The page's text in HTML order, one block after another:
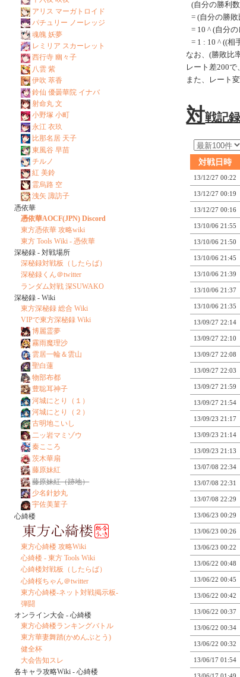
(自分の勝利
= (自分の勝
= 10 ^ (自分
= 1 : 10 ^ ((相
なお、(勝敗比
レート差200で
また、レート
対戦記
対戦日時
13/12/27 00:22
13/12/27 00:19
13/12/27 00:16
13/10/06 21:55
13/10/06 21:50
13/10/06 21:45
13/10/06 21:39
13/10/06 21:37
13/10/06 21:35
13/09/27 22:14
13/09/27 22:10
13/09/27 22:08
13/09/27 22:03
13/09/27 21:59
13/09/27 21:54
13/09/23 21:17
13/09/23 21:14
13/09/23 21:13
13/07/08 22:34
13/07/08 22:31
13/07/08 22:29
13/06/23 00:29
13/06/23 00:26
13/06/23 00:22
13/06/22 00:48
13/06/22 00:45
13/06/22 00:42
13/06/22 00:37
13/06/22 00:34
13/06/22 00:32
13/06/17 01:54
アリス マーガトロイド
パチュリー ノーレッジ
魂魄 妖夢
レミリア スカーレット
西行寺 幽々子
八雲 紫
伊吹 萃香
鈴仙 優曇華院 イナバ
射命丸 文
小野塚 小町
永江 衣玖
比那名居 天子
東風谷 早苗
チルノ
紅 美鈴
霊烏路 空
洩矢 諏訪子
憑依華
憑依華AOCF(JPN) Discord
東方憑依華 攻略wiki
東方 Tools Wiki - 憑依華
深秘録 - 対戦場所
深秘録対戦板（したらば）
深秘録くん＠twitter
ランダム対戦 深SUWAKO
深秘録 - Wiki
東方深秘録 総合 Wiki
VIPで東方深秘録 Wiki
博麗霊夢
霧雨魔理沙
雲居一輪＆雲山
聖白蓮
物部布都
豊聡耳神子
河城にとり（１）
河城にとり（２）
古明地こいし
二ッ岩マミゾウ
秦こころ
茨木華扇
藤原妹紅
藤原妹紅（跡地）
少名針妙丸
宇佐美菫子
心綺楼
東方心綺楼 攻略Wiki
心綺楼 - 東方 Tools Wiki
心綺楼対戦板（したらば）
心綺桜ちゃん＠twitter
東方心綺楼-ネット対戦掲示板-
弾闘
オンライン大会 - 心綺楼
東方心綺楼ランキングバトル
東方華妻舞踏(かめんぶとう)
健全杯
大会告知スレ
各キャラ攻略Wiki - 心綺楼